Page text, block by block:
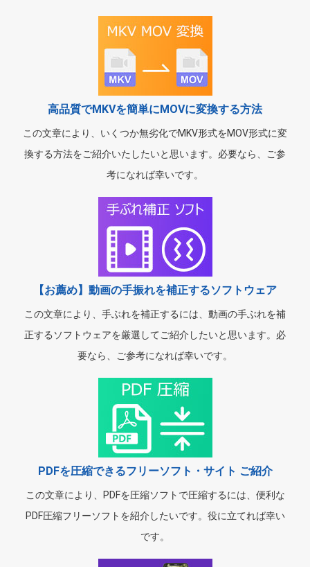
高品質でMKVを簡単にMOVに変換する方法
この文章により、いくつか無劣化でMKV形式をMOV形式に変
換する方法をご紹介いたしたいと思います。必要なら、ご参
考になれば幸いです。
【お薦め】動画の手振れを補正するソフトウェア
この文章により、手ぶれを補正するには、動画の手ぶれを補
正するソフトウェアを厳選してご紹介したいと思います。必
要なら、ご参考になれば幸いです。
PDFを圧縮できるフリーソフト・サイト ご紹介
この文章により、PDFを圧縮ソフトで圧縮するには、便利な
PDF圧縮フリーソフトを紹介したいです。役に立てれば幸い
です。